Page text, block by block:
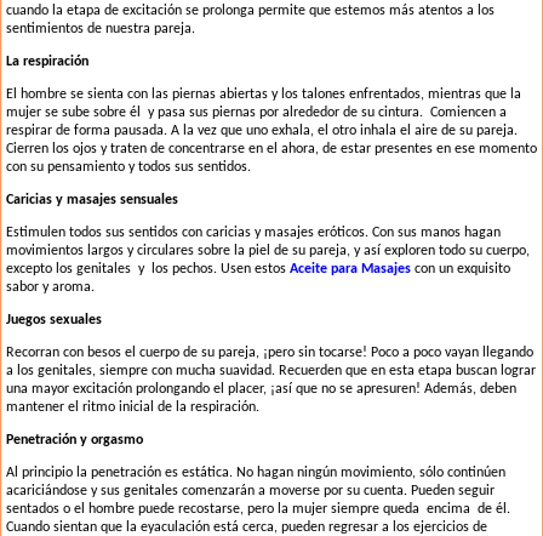
cuando la etapa de excitación se prolonga permite que estemos más atentos a los
sentimientos de nuestra pareja.
La respiración
El hombre se sienta con las piernas abiertas y los talones enfrentados, mientras que la
mujer se sube sobre él y pasa sus piernas por alrededor de su cintura. Comiencen a
respirar de forma pausada. A la vez que uno exhala, el otro inhala el aire de su pareja.
Cierren los ojos y traten de concentrarse en el ahora, de estar presentes en ese momento
con su pensamiento y todos sus sentidos.
Caricias y masajes sensuales
Estimulen todos sus sentidos con caricias y masajes eróticos. Con sus manos hagan
movimientos largos y circulares sobre la piel de su pareja, y así exploren todo su cuerpo,
excepto los genitales y los pechos. Usen estos Aceite para Masajes con un exquisito
sabor y aroma.
Juegos sexuales
Recorran con besos el cuerpo de su pareja, ¡pero sin tocarse! Poco a poco vayan llegando
a los genitales, siempre con mucha suavidad. Recuerden que en esta etapa buscan lograr
una mayor excitación prolongando el placer, ¡así que no se apresuren! Además, deben
mantener el ritmo inicial de la respiración.
Penetración y orgasmo
Al principio la penetración es estática. No hagan ningún movimiento, sólo continúen
acariciándose y sus genitales comenzarán a moverse por su cuenta. Pueden seguir
sentados o el hombre puede recostarse, pero la mujer siempre queda encima de él.
Cuando sientan que la eyaculación está cerca, pueden regresar a los ejercicios de